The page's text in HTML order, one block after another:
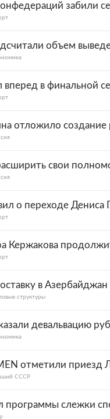
забили
объем
вперед в финальной
отложило создание
свои
о переходе Дениса
Кержакова
в
структуры
девальвацию
отметили
СССР
программы слежки